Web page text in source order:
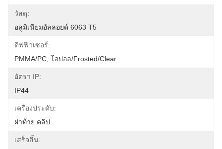
วัสดุ:
อลูมิเนียมอัลลอยด์ 6063 T5
ดิฟฟิวเซอร์:
PMMA/PC, โอปอล/Frosted/Clear
อัตรา IP:
IP44
เครื่องประดับ:
ฝาท้าย คลิป
เสร็จสิ้น: